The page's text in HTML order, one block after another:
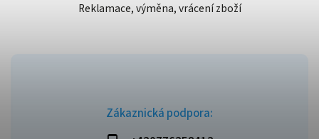
Zákaznická podpora:
Reklamace, výměna, vrácení zboží